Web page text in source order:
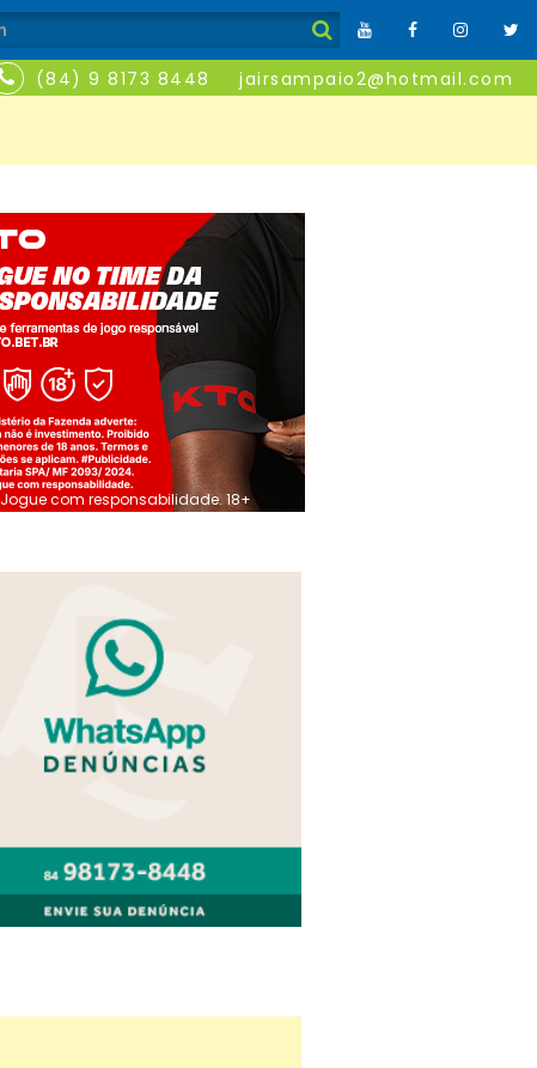
(84) 9 8173 8448 jairsampaio2@hotmail.com
Jogue com responsabilidade. 18+